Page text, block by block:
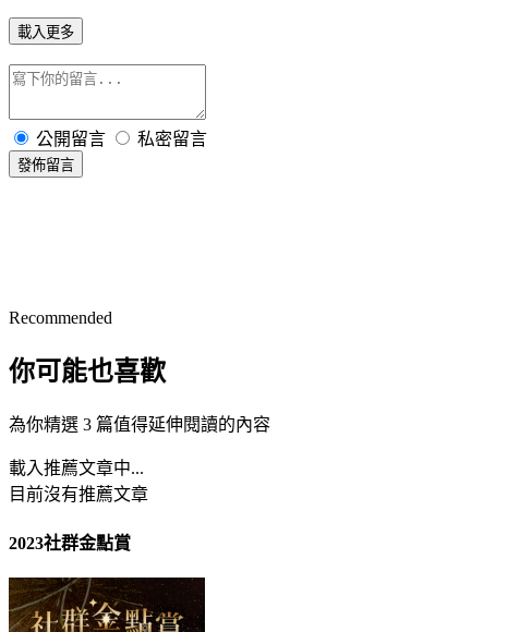
載入更多
公開留言 私密留言
發佈留言
Recommended
你可能也喜歡
為你精選 3 篇值得延伸閱讀的內容
載入推薦文章中...
目前沒有推薦文章
2023社群金點賞